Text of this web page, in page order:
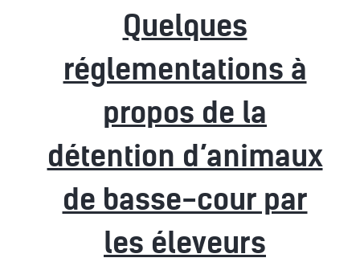
Quelques
réglementations à
propos de la
détention d’animaux
de basse-cour par
les éleveurs